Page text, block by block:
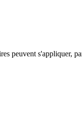
peuvent s'appliquer,